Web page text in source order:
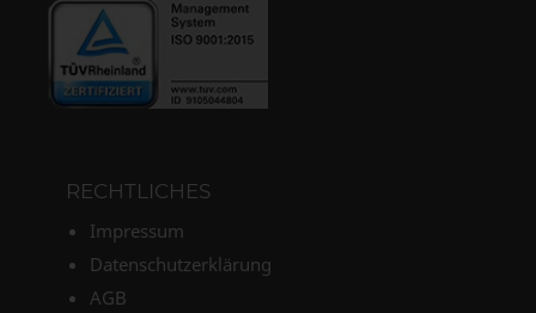
RECHTLICHES
Impressum
Datenschutzerklärung
AGB